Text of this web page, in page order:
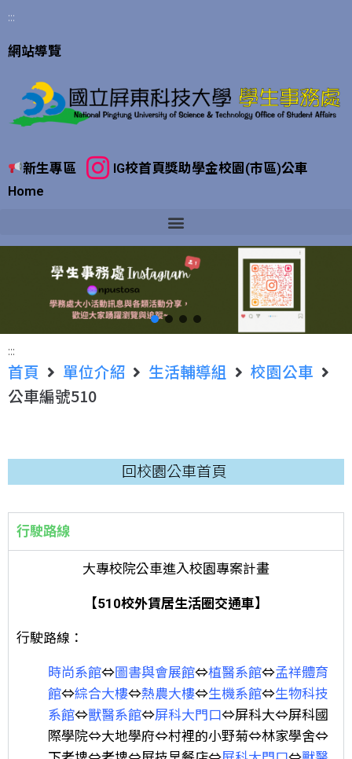
:::
網站導覽
新生專區 IG校首頁獎助學金校園(市區)公車
Home
:::
首頁 單位介紹 生活輔導組
校園公車
公車編號510
回校園公車首頁
行駛路線
大專校院公車進入校園專案計畫
【510校外賃居生活圈交通車】
行駛路線：
時尚系館⇔圖書與會展館⇔植醫系館⇔孟祥體育
館⇔綜合大樓⇔熱農大樓⇔生機系館⇔生物科技
系館⇔獸醫系館⇔屏科大門口⇔屏科大⇔屏科國
際學院⇔大地學府⇔村裡的小野菊⇔林家學舍⇔